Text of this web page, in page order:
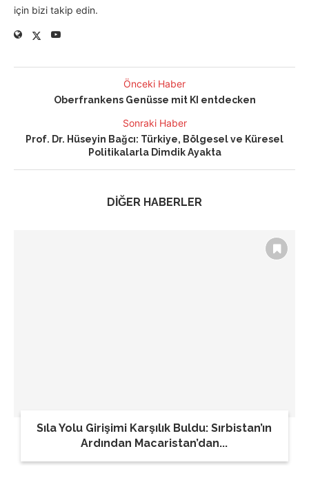
için bizi takip edin.
Önceki Haber
Oberfrankens Genüsse mit KI entdecken
Sonraki Haber
Prof. Dr. Hüseyin Bağcı: Türkiye, Bölgesel ve Küresel
Politikalarla Dimdik Ayakta
DİĞER HABERLER
Sıla Yolu Girişimi Karşılık Buldu: Sırbistan’ın
Ardından Macaristan’dan...